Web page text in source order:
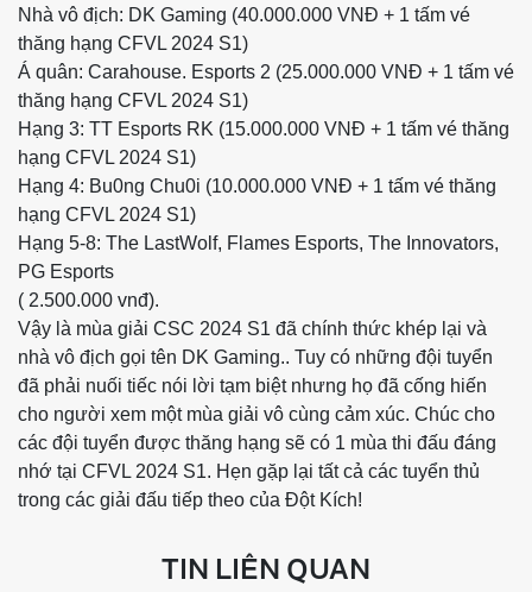
Nhà vô địch: DK Gaming (40.000.000 VNĐ + 1 tấm vé
thăng hạng CFVL 2024 S1)
Á quân: Carahouse. Esports 2 (25.000.000 VNĐ + 1 tấm vé
thăng hạng CFVL 2024 S1)
Hạng 3: TT Esports RK (15.000.000 VNĐ + 1 tấm vé thăng
hạng CFVL 2024 S1)
Hạng 4: Bu0ng Chu0i (10.000.000 VNĐ + 1 tấm vé thăng
hạng CFVL 2024 S1)
Hạng 5-8: The LastWolf, Flames Esports, The Innovators,
PG Esports
( 2.500.000 vnđ).
Vậy là mùa giải CSC 2024 S1 đã chính thức khép lại và
nhà vô địch gọi tên DK Gaming.. Tuy có những đội tuyển
đã phải nuối tiếc nói lời tạm biệt nhưng họ đã cống hiến
cho người xem một mùa giải vô cùng cảm xúc. Chúc cho
các đội tuyển được thăng hạng sẽ có 1 mùa thi đấu đáng
nhớ tại CFVL 2024 S1. Hẹn gặp lại tất cả các tuyển thủ
trong các giải đấu tiếp theo của Đột Kích!
TIN LIÊN QUAN